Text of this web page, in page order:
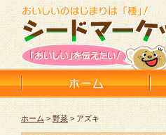
ホーム > 野菜> アズキ